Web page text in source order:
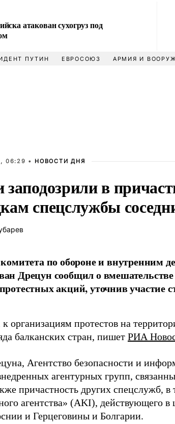
атакован сухогруз под
ПУТИН ЕВРОСОЮЗ АРМИЯ И
06:29 • НОВОСТИ ДНЯ
в
спецслужбы
комитета по обороне и
Дрецун сообщил о вмешательстве
акций, уточнив участие
организациям протестов на
балканских стран, пишет РИА
Агентство безопасности и
агентурных групп,
причастность других спецслужб, в
агентства» (AKI), действующего
и Герцеговины и Болгарии.